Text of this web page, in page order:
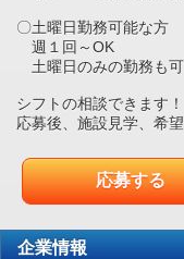
〇土曜日勤務可能な方
週１回～OK
土曜日のみの勤務も可
シフトの相談できます！
応募後、施設見学、希
応募する
企業情報